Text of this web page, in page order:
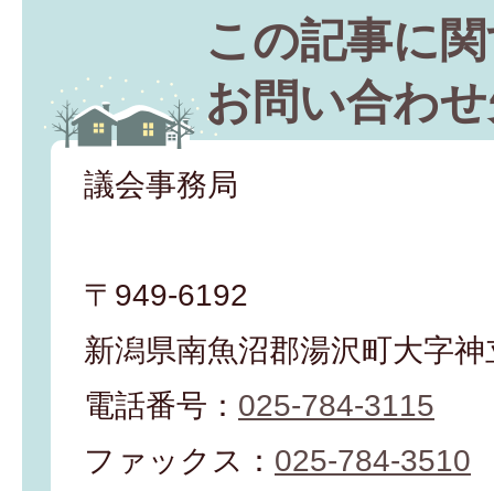
この記事に
お問い合わ
議会事務局
〒949-6192
新潟県南魚沼郡湯沢町大字
電話番号： 025-784-3115
ファックス： 025-784-3510